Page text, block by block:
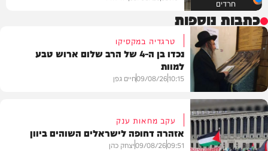
חרדים
כתבות נוספות
חדשות
טרגדיה במקסיקו
נכדו בן ה-4 של הרב שלום ארוש טבע
למוות
10:15
09/08/26חיים גפן
עקב מחאות ענק
אזהרה דחופה לישראלים השוהים ביוון
09:51
09/08/26יצחק כהן